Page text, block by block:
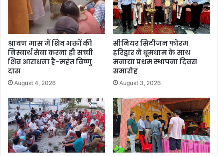
श्रावण मास में शिव भक्तों की
निस्वार्थ सेवा करना ही सच्ची
शिव आराधना है-महंत बिष्णु
दास
August 4, 2026
सीनियर सिटीजन फोरम
हरिद्वार ने धूमधाम के साथ
मनाया प्रथम स्थापना दिवस
समारोह
August 3, 2026